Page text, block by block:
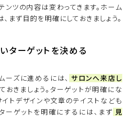
ンツの内容は変わってきます。ホーム
まず目的を明確にしておきましょう。
ターゲットを決める
ズに進めるには、 サロンへ来店し
おきましょう。ターゲットが明確にな
トデザインや文章のテイストなども
ーゲットを明確にするには、まず 見